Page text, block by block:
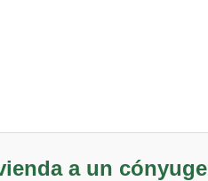
a un cónyuge